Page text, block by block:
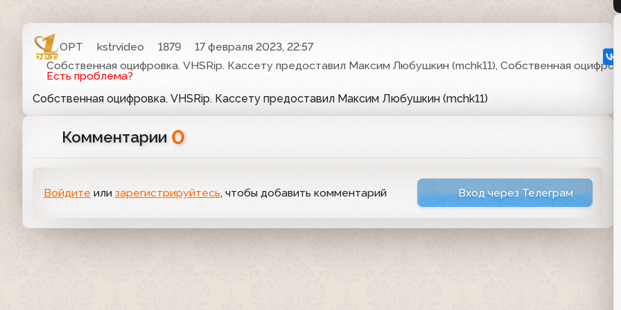
ОРТ kstrvideo 1879
17 февраля 2023, 22:57
Собственная оцифровка. VHSRip. Кассету предоставил Максим Любушкин (mchk11), Собственная
Есть проблема?
Собственная оцифровка. VHSRip. Кассету предоставил Максим Любушкин (mchk11)
Комментарии 0
Войдите или зарегистрируйтесь, чтобы добавить комментарий Вход через Телеграм